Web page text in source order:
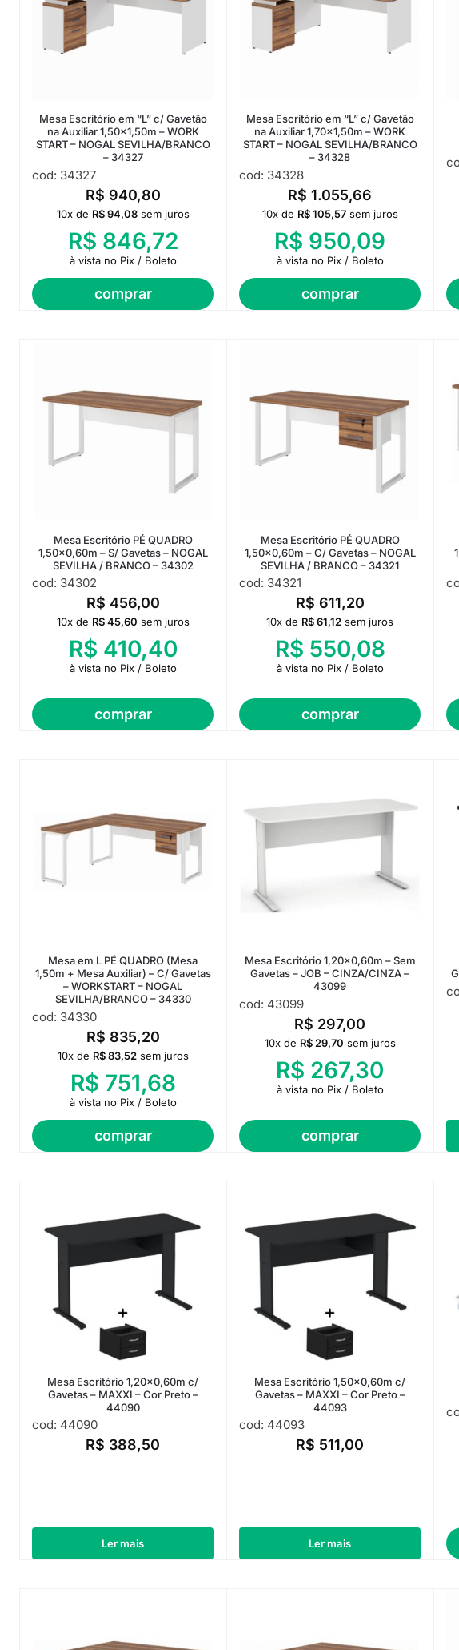
Mesa Escritório em “L” c/ Gavetão
na Auxiliar 1,50×1,50m – WORK
START – NOGAL SEVILHA/BRANCO
– 34327
cod: 34327
R$ 940,80
comprar
10x de R$94,08 sem juros
R$ 846,72
à vista no Pix / Boleto
Mesa Escritório em “L” c/ Gavetão
na Auxiliar 1,70×1,50m – WORK
START – NOGAL SEVILHA/BRANCO
– 34328
cod: 34328
R$ 1.055,66
comprar
10x de R$105,57 sem juros
R$ 950,09
à vista no Pix / Boleto
Mesa Escritório PÉ QUADRO
1,50×0,60m – S/ Gavetas – NOGAL
SEVILHA / BRANCO – 34302
cod: 34302
R$ 456,00
comprar
10x de R$45,60 sem juros
R$ 410,40
à vista no Pix / Boleto
Mesa Escritório PÉ QUADRO
1,50×0,60m – C/ Gavetas – NOGAL
SEVILHA / BRANCO – 34321
cod: 34321
R$ 611,20
comprar
10x de R$61,12 sem juros
R$ 550,08
à vista no Pix / Boleto
Mesa em L PÉ QUADRO (Mesa
1,50m + Mesa Auxiliar) – C/ Gavetas
– WORKSTART – NOGAL
SEVILHA/BRANCO – 34330
cod: 34330
R$ 835,20
comprar
10x de R$83,52 sem juros
R$ 751,68
à vista no Pix / Boleto
Mesa Escritório 1,20×0,60m – Sem
Gavetas – JOB – CINZA/CINZA –
43099
cod: 43099
R$ 297,00
comprar
10x de R$29,70 sem juros
R$ 267,30
à vista no Pix / Boleto
Mesa Escritório 1,20×0,60m c/
Gavetas – MAXXI – Cor Preto –
44090
cod: 44090
R$ 388,50
Ler mais
Mesa Escritório 1,50×0,60m c/
Gavetas – MAXXI – Cor Preto –
44093
cod: 44093
R$ 511,00
Ler mais